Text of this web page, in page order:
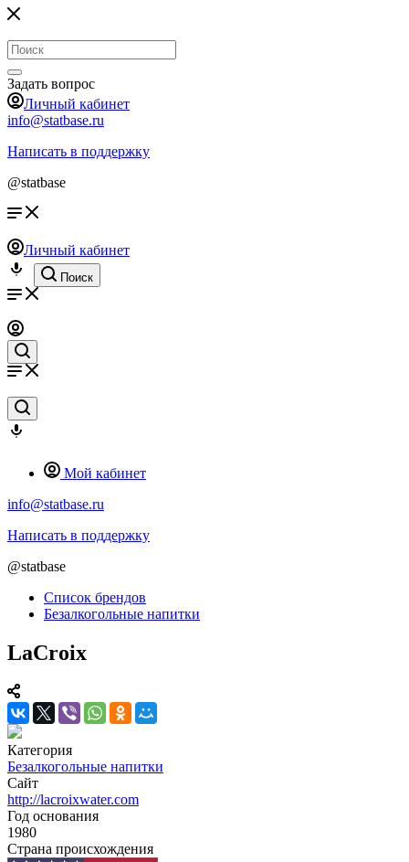
Задать вопрос
Личный кабинет
info@statbase.ru
Написать в поддержку
@statbase
Личный кабинет
Поиск
Мой кабинет
info@statbase.ru
Написать в поддержку
@statbase
Список брендов
Безалкогольные напитки
LaCroix
Категория
Безалкогольные напитки
Сайт
http://lacroixwater.com
Год основания
1980
Страна происхождения